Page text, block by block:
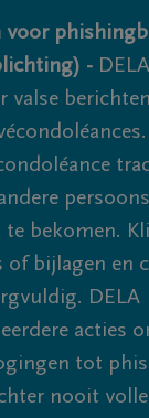
voor
-
valse
te bekomen.
of bijlagen en
DELA
acties
tot
nooit